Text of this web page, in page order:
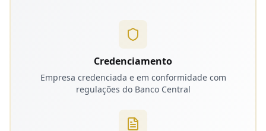
Credenciamento
Empresa credenciada e em conformidade com
regulações do Banco Central